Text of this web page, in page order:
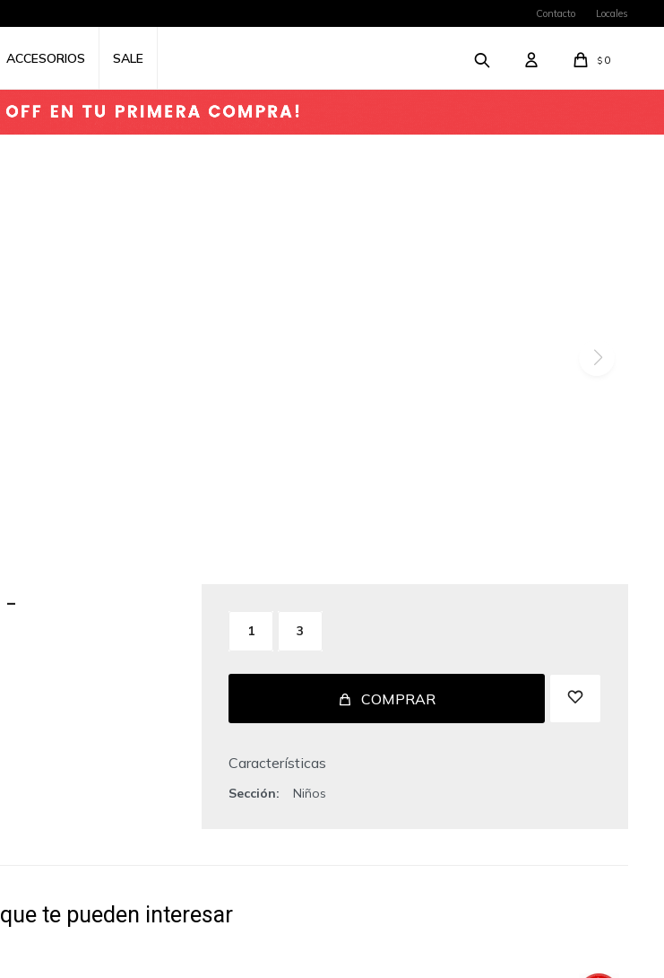
ACCESORIOS SALE $ 0
Contacto Locales
1 3
COMPRAR
Características
Sección Niños
te pueden interesar